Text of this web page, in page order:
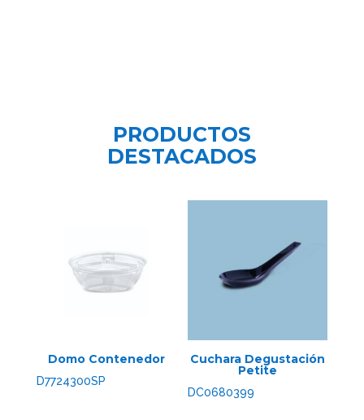
PRODUCTOS
DESTACADOS
Domo Contenedor
D7724300SP
Cuchara Degustación
Petite
DC0680399